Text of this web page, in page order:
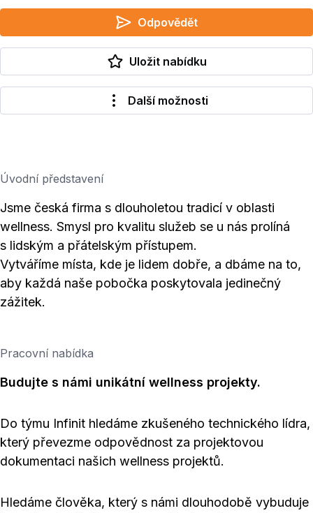
Odpovědět
Uložit nabídku
Další možnosti
Úvodní představení
Jsme česká firma s dlouholetou tradicí v oblasti
wellness. Smysl pro kvalitu služeb se u nás prolíná
s lidským a přátelským přístupem.
Vytváříme místa, kde je lidem dobře, a dbáme na to,
aby každá naše pobočka poskytovala jedinečný
zážitek.
Pracovní nabídka
Budujte s námi unikátní wellness projekty.
Do týmu Infinit hledáme zkušeného technického lídra,
který převezme odpovědnost za projektovou
dokumentaci našich wellness projektů.
Hledáme člověka, který s námi dlouhodobě vybuduje